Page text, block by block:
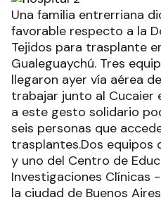
Una familia entrerriana
favorable respecto a la
Tejidos para trasplante
Gualeguaychú. Tres
llegaron ayer vía aérea
trabajar junto al Cucaier
a este gesto solidario
seis personas que
trasplantes.Dos equipos
y uno del Centro de
Investigaciones Clínicas
la ciudad de Buenos